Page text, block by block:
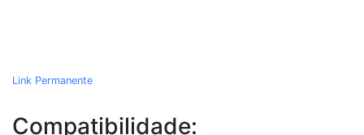
Link Permanente
Compatibilidade: